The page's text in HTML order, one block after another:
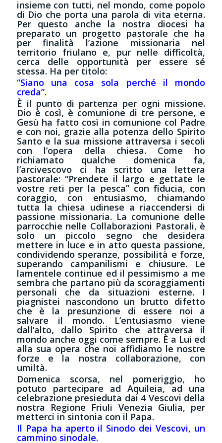
insieme con tutti, nel mondo, come popolo
di Dio che porta una parola di vita eterna.
Per questo anche la nostra diocesi ha
preparato un progetto pastorale che ha
per finalità l’azione missionaria nel
territorio friulano e, pur nelle difficoltà,
cerca delle opportunità per essere sé
stessa. Ha per titolo:
“Siano una cosa sola perché il mondo
creda”.
È il punto di partenza per ogni missione.
Dio è così, è comunione di tre persone, e
Gesù ha fatto così in comunione col Padre
e con noi, grazie alla potenza dello Spirito
Santo e la sua missione attraversa i secoli
con l’opera della chiesa. Come ho
richiamato qualche domenica fa,
l’arcivescovo ci ha scritto una lettera
pastorale: “Prendete il largo e gettate le
vostre reti per la pesca” con fiducia, con
coraggio, con entusiasmo, chiamando
tutta la chiesa udinese a riaccendersi di
passione missionaria. La comunione delle
parrocchie nelle Collaborazioni Pastorali, è
solo un piccolo segno che desidera
mettere in luce e in atto questa passione,
condividendo speranze, possibilità e forze,
superando campanilismi e chiusure. Le
lamentele continue ed il pessimismo a me
sembra che partano più da scoraggiamenti
personali che da situazioni esterne. I
piagnistei nascondono un brutto difetto
che è la presunzione di essere noi a
salvare il mondo. L’entusiasmo viene
dall’alto, dallo Spirito che attraversa il
mondo anche oggi come sempre. È a Lui ed
alla sua opera che noi affidiamo le nostre
forze e la nostra collaborazione, con
umiltà.
Domenica scorsa, nel pomeriggio, ho
potuto partecipare ad Aquileia, ad una
celebrazione presieduta dai 4 Vescovi della
nostra Regione Friuli Venezia Giulia, per
metterci in sintonia con il Papa.
Il Papa ha aperto il Sinodo dei Vescovi, un
cammino sinodale.